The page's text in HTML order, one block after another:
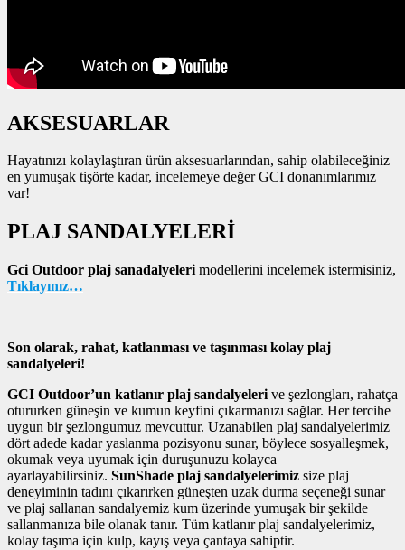
AKSESUARLAR
Hayatınızı kolaylaştıran ürün aksesuarlarından, sahip olabileceğiniz
en yumuşak tişörte kadar, incelemeye değer GCI donanımlarımız
var!
PLAJ SANDALYELERİ
Gci Outdoor plaj sanadalyeleri modellerini incelemek istermisiniz,
Tıklayınız…
Son olarak, rahat, katlanması ve taşınması kolay plaj
sandalyeleri!
GCI Outdoor’un katlanır plaj sandalyeleri ve şezlongları, rahatça
otururken güneşin ve kumun keyfini çıkarmanızı sağlar. Her tercihe
uygun bir şezlongumuz mevcuttur. Uzanabilen plaj sandalyelerimiz
dört adede kadar yaslanma pozisyonu sunar, böylece sosyalleşmek,
okumak veya uyumak için duruşunuzu kolayca
ayarlayabilirsiniz. SunShade plaj sandalyelerimiz size plaj
deneyiminin tadını çıkarırken güneşten uzak durma seçeneği sunar
ve plaj sallanan sandalyemiz kum üzerinde yumuşak bir şekilde
sallanmanıza bile olanak tanır. Tüm katlanır plaj sandalyelerimiz,
kolay taşıma için kulp, kayış veya çantaya sahiptir.